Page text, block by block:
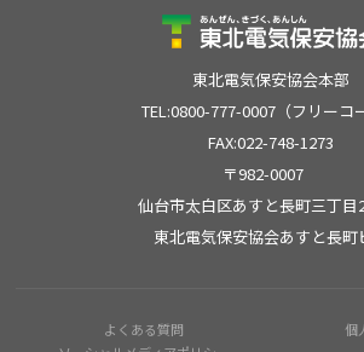
東北電気保安協会本部
TEL:0800-777-0007（フリーコ
FAX:022-748-1273
〒982-0007
仙台市太白区あすと長町三丁
東北電気保安協会あすと長町
よくある質問
個